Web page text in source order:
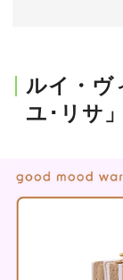
Log in or
SPUR読者の
めます。
ルイ・ヴ
ユ･リサ」